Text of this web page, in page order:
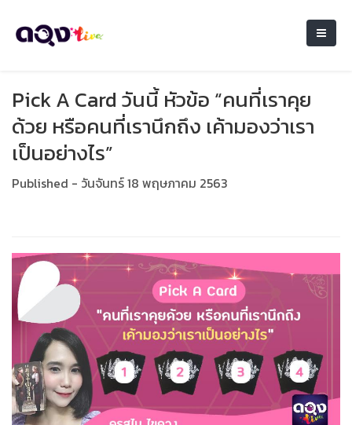
Pick A Card วันนี้ หัวข้อ “คนที่เราคุย
ด้วย หรือคนที่เรานึกถึง เค้ามองว่าเรา
เป็นอย่างไร”
Published - วันจันทร์ 18 พฤษภาคม 2563